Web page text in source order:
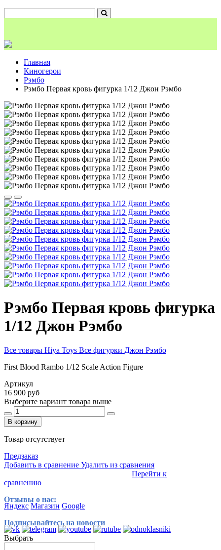
Главная
Киногерои
Рэмбо
Рэмбо Первая кровь фигурка 1/12 Джон Рэмбо
Рэмбо Первая кровь фигурка
1/12 Джон Рэмбо
Все товары Hiya Toys Все фигурки Джон Рэмбо
First Blood Rambo 1/12 Scale Action Figure
Артикул
16 900 руб
Выберите вариант товара выше
В корзину
Товар отсутствует
Предзаказ
Добавить в сравнение Удалить из сравнения
Перейти к
сравнению
Отзывы о нас:
Яндекс Магазин Google
Подписывайтесь на новости
Выбрать